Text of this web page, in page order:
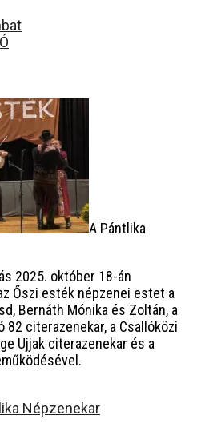
A Pántlika
2025. október 18-án
Őszi esték népzenei estet a
Bernáth Mónika és Zoltán, a
82 citerazenekar, a Csallóközi
Ujjak citerazenekar és a
Népzenekar